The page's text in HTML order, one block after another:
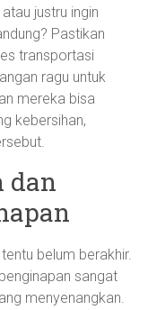
justru ingin
Pastikan
transportasi
ragu untuk
mereka bisa
kebersihan,
dan
belum berakhir.
sangat
menyenangkan.